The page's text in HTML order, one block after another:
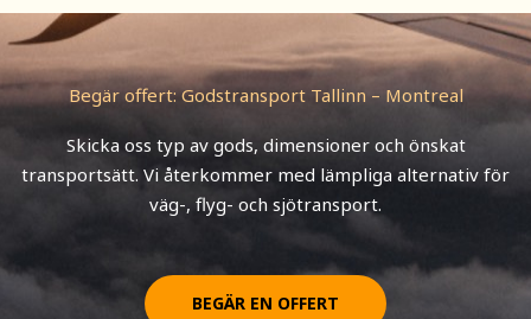
Begär offert: Godstransport Tallinn – Montreal
Skicka oss typ av gods, dimensioner och önskat
transportsätt. Vi återkommer med lämpliga alternativ för
väg-, flyg- och sjötransport.
BEGÄR EN OFFERT